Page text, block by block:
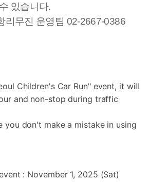
있습니다.
리무진 운영팀 02-2667-0386
Children's Car Run" event, it will
and non-stop during traffic
you don't make a mistake in using
: November 1, 2025 (Sat)